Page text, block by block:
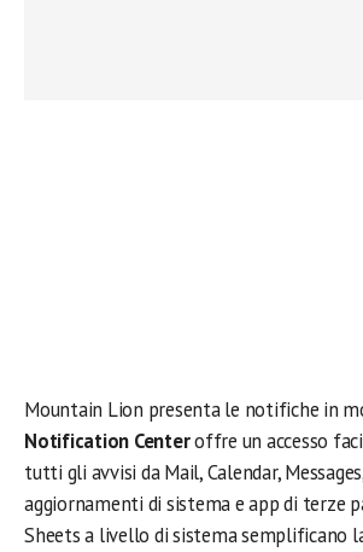
Mountain Lion presenta le notifiche in
Notification Centeroffre un accesso
tutti gli avvisi da Mail, Calendar,
aggiornamenti di sistema e app di terze
Sheets a livello di sistema semplificano